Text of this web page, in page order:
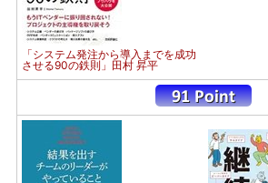
「システム発注から導入までを成功
させる90の鉄則」田村 昇平